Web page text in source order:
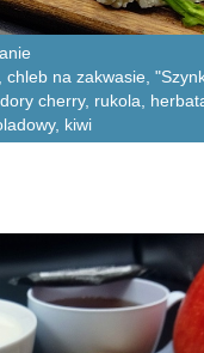
na zakwasie,
cherry, rukola,
kiwi